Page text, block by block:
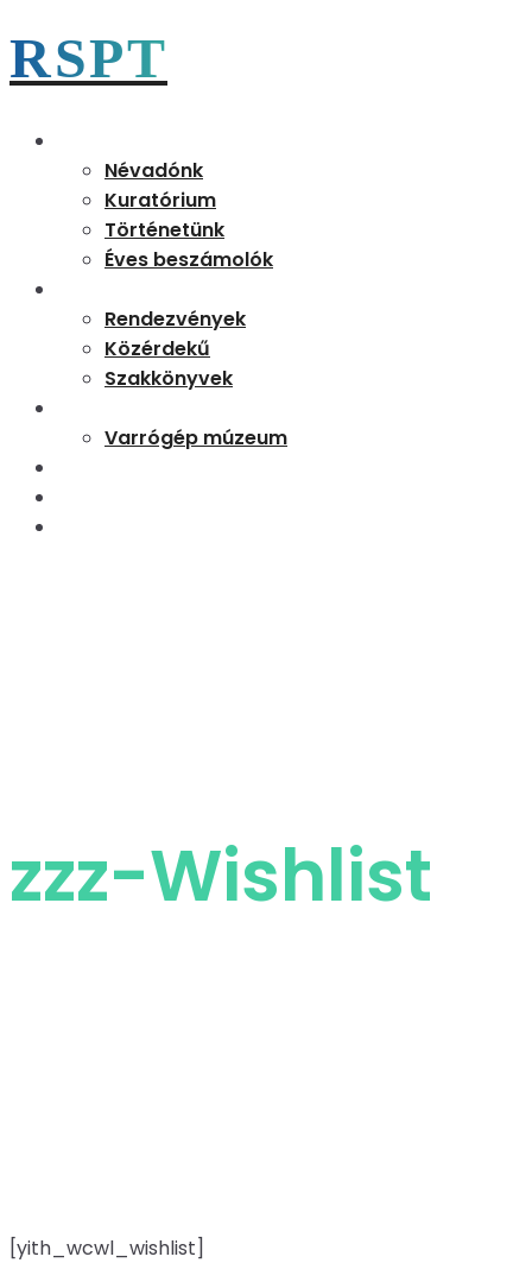
RSPT
Névadónk
Kuratórium
Történetünk
Éves beszámolók
Rendezvények
Közérdekű
Szakkönyvek
Varrógép múzeum
zzz-Wishlist
[yith_wcwl_wishlist]